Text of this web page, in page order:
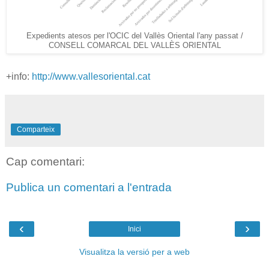
Expedients atesos per l'OCIC del Vallès Oriental l'any passat /
CONSELL COMARCAL DEL VALLÈS ORIENTAL
+info: http://www.vallesoriental.cat
Comparteix
Cap comentari:
Publica un comentari a l'entrada
‹ ›
Inici
Visualitza la versió per a web